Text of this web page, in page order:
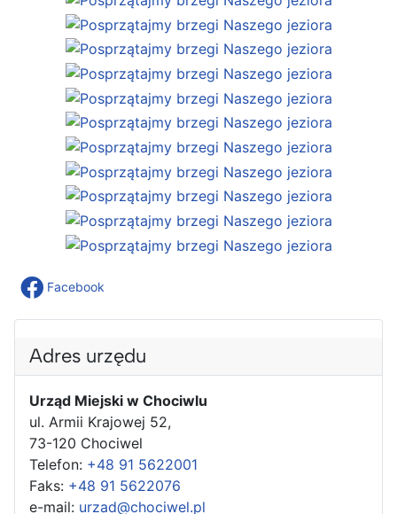
Facebook
Adres urzędu
Urząd Miejski w Chociwlu
ul. Armii Krajowej 52,
73-120 Chociwel
Telefon: +48 91 5622001
Faks: +48 91 5622076
e-mail: urzad@chociwel.pl